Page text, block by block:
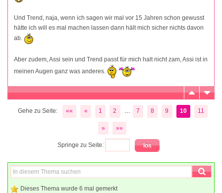
Und Trend, naja, wenn ich sagen wir mal vor 15 Jahren schon gewusst
hätte ich will es mal machen lassen dann hält mich sicher nichts davon
ab.
Aber zudem, Assi sein und Trend passt für mich halt nicht zam, Assi ist in
meinen Augen ganz was anderes.
Gehe zu Seite: «« « 1 2 ... 7 8 9 10 11
» »»
Springe zu Seite:
Dieses Thema wurde 6 mal gemerkt